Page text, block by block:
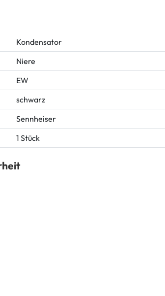
Kondensator
Niere
EW
schwarz
Sennheiser
1 Stück